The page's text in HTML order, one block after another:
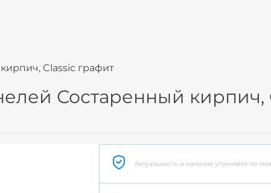
Classic графит
Состаренный кирпич,
Актуальность и наличие уточняйте по